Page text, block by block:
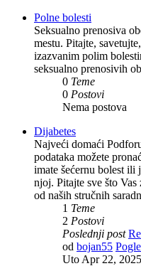
Polne bolesti
Seksualno prenosiva
mestu. Pitajte,
izazvanim polim
seksualno prenosivih
0 Teme
0 Postovi
Nema postova
Dijabetes
Najveći domaći
podataka možete
imate šećernu bolest ili
njoj. Pitajte sve što
od naših stručnih
1 Teme
2 Postovi
Poslednji post
od bojan55
Uto Apr 22,